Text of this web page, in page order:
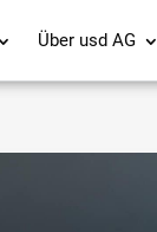
Über usd AG